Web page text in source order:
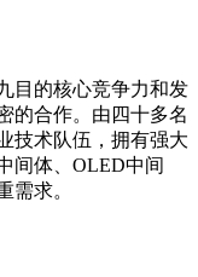
目的核心竞争力和发
的合作。由四十多名
技术队伍，拥有强大
间体、OLED中间
需求。